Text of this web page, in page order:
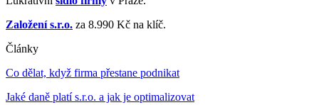
Založení s.r.o. za 8.990 Kč na klíč.
Články
Co dělat, když firma přestane podnikat
Jaké daně platí s.r.o. a jak je optimalizovat